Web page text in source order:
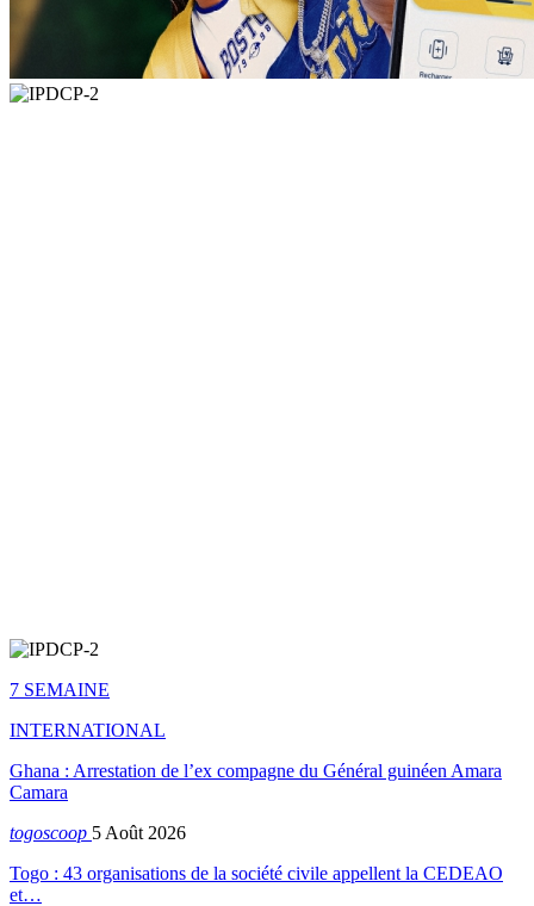
7 SEMAINE
INTERNATIONAL
Ghana : Arrestation de l’ex compagne du Général guinéen Amara
Camara
togoscoop 5 Août 2026
Togo : 43 organisations de la société civile appellent la CEDEAO
et…